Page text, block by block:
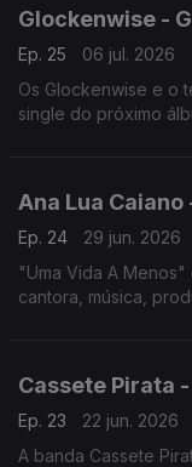
Glockenwise -
Ep. 25
06 jul. 2026
Os Glockenwise e o
single do próximo
Ana Lua
Ep. 24
29 jun. 2026
"Uma Vida A
cantora, música,
Cassete Pirata
Ep. 23
22 jun. 2026
A banda Cassete